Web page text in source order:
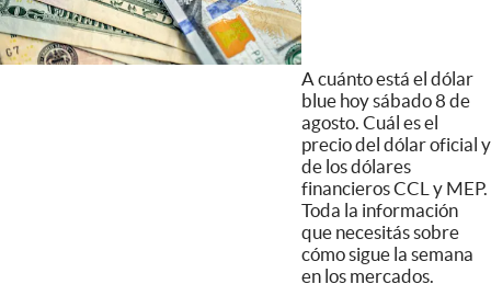
A cuánto está el dólar
blue hoy sábado 8 de
agosto. Cuál es el
precio del dólar oficial y
de los dólares
financieros CCL y MEP.
Toda la información
que necesitás sobre
cómo sigue la semana
en los mercados.